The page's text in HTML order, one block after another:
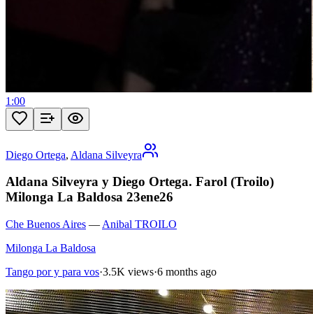
1:00
Diego Ortega, Aldana Silveyra
Aldana Silveyra y Diego Ortega. Farol (Troilo)
Milonga La Baldosa 23ene26
Che Buenos Aires — Anibal TROILO
Milonga La Baldosa
Tango por y para vos·3.5K views·6 months ago